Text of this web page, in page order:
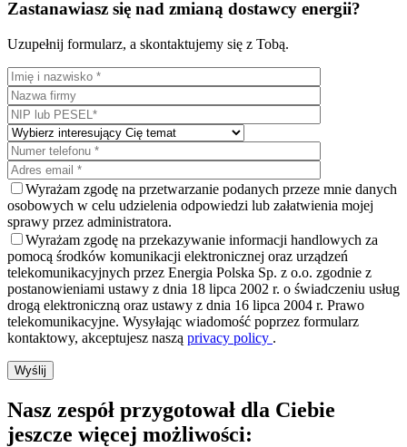
Zastanawiasz się nad zmianą dostawcy energii?
Uzupełnij formularz, a skontaktujemy się z Tobą.
Wyrażam zgodę na przetwarzanie podanych przeze mnie danych
osobowych w celu udzielenia odpowiedzi lub załatwienia mojej
sprawy przez administratora.
Wyrażam zgodę na przekazywanie informacji handlowych za
pomocą środków komunikacji elektronicznej oraz urządzeń
telekomunikacyjnych przez Energia Polska Sp. z o.o. zgodnie z
postanowieniami ustawy z dnia 18 lipca 2002 r. o świadczeniu usług
drogą elektroniczną oraz ustawy z dnia 16 lipca 2004 r. Prawo
telekomunikacyjne. Wysyłając wiadomość poprzez formularz
kontaktowy, akceptujesz naszą privacy policy .
Nasz zespół przygotował dla Ciebie
jeszcze więcej możliwości: